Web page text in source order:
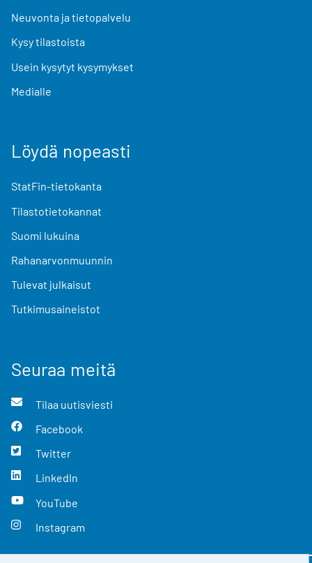
Neuvonta ja tietopalvelu
Kysy tilastoista
Usein kysytyt kysymykset
Medialle
Löydä nopeasti
StatFin-tietokanta
Tilastotietokannat
Suomi lukuina
Rahanarvonmuunnin
Tulevat julkaisut
Tutkimusaineistot
Seuraa meitä
Tilaa uutisviesti
Facebook
Twitter
LinkedIn
YouTube
Instagram